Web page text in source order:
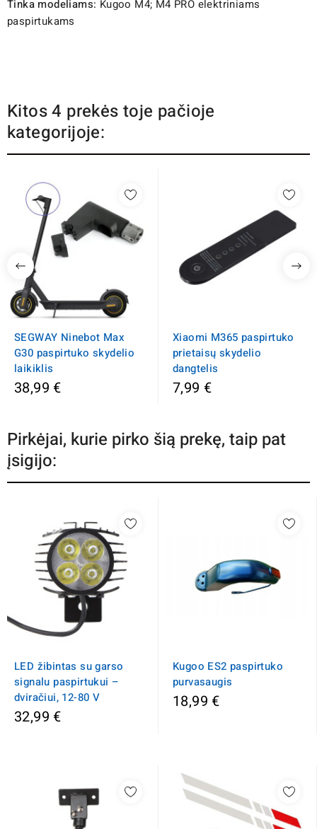
Tinka modeliams: Kugoo M4; M4 PRO elektriniams
paspirtukams
Kitos 4 prekės toje pačioje
kategorijoje:
SEGWAY Ninebot Max
G30 paspirtuko skydelio
laikiklis
38,99 €
Xiaomi M365 paspirtuko
prietaisų skydelio
dangtelis
7,99 €
Pirkėjai, kurie pirko šią prekę, taip pat
įsigijo:
LED žibintas su garso
signalu paspirtukui –
dviračiui, 12-80 V
32,99 €
Kugoo ES2 paspirtuko
purvasaugis
18,99 €